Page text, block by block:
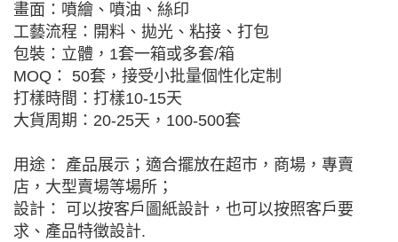
畫面：噴繪、噴油、絲印
工藝流程：開料、拋光、粘接、打包
包裝：立體，1套一箱或多套/箱
MOQ： 50套，接受小批量個性化定制
打樣時間：打樣10-15天
大貨周期：20-25天，100-500套
用途： 產品展示；適合擺放在超市，商場，專賣
店，大型賣場等場所；
設計： 可以按客戶圖紙設計，也可以按照客戶要
求、產品特徵設計.